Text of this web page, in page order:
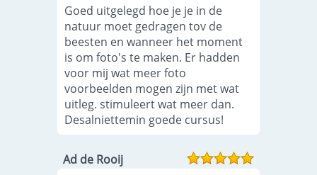
Goed uitgelegd hoe je je in de
natuur moet gedragen tov de
beesten en wanneer het moment
is om foto's te maken. Er hadden
voor mij wat meer foto
voorbeelden mogen zijn met wat
uitleg. stimuleert wat meer dan.
Desalniettemin goede cursus!
Ad de Rooij